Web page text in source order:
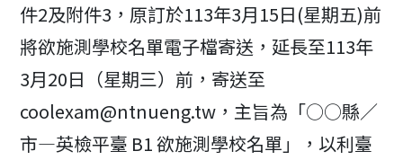
件2及附件3，原訂於113年3月15日(星期五)前
將欲施測學校名單電子檔寄送，延長至113年
3月20日（星期三）前，寄送至
coolexam@ntnueng.tw，主旨為「○○縣∕
市—英檢平臺 B1 欲施測學校名單」，以利臺